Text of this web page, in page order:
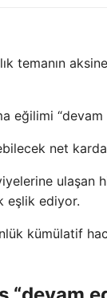
temanın
eğilimi “devam
net
ulaşan
eşlik ediyor.
kümülatif